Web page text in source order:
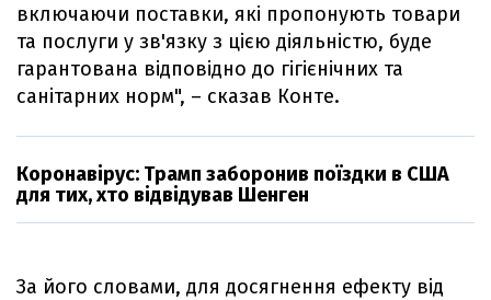
включаючи поставки, які пропонують товари
та послуги у зв'язку з цією діяльністю, буде
гарантована відповідно до гігієнічних та
санітарних норм", – сказав Конте.
Коронавірус: Трамп заборонив поїздки в США
для тих, хто відвідував Шенген
За його словами, для досягнення ефекту від